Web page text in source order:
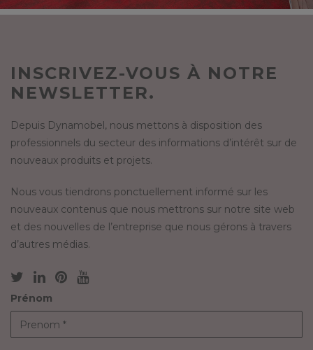
INSCRIVEZ-VOUS À NOTRE
NEWSLETTER.
Depuis Dynamobel, nous mettons à disposition des
professionnels du secteur des informations d’intérêt sur de
nouveaux produits et projets.
Nous vous tiendrons ponctuellement informé sur les
nouveaux contenus que nous mettrons sur notre site web
et des nouvelles de l’entreprise que nous gérons à travers
d’autres médias.
Prénom